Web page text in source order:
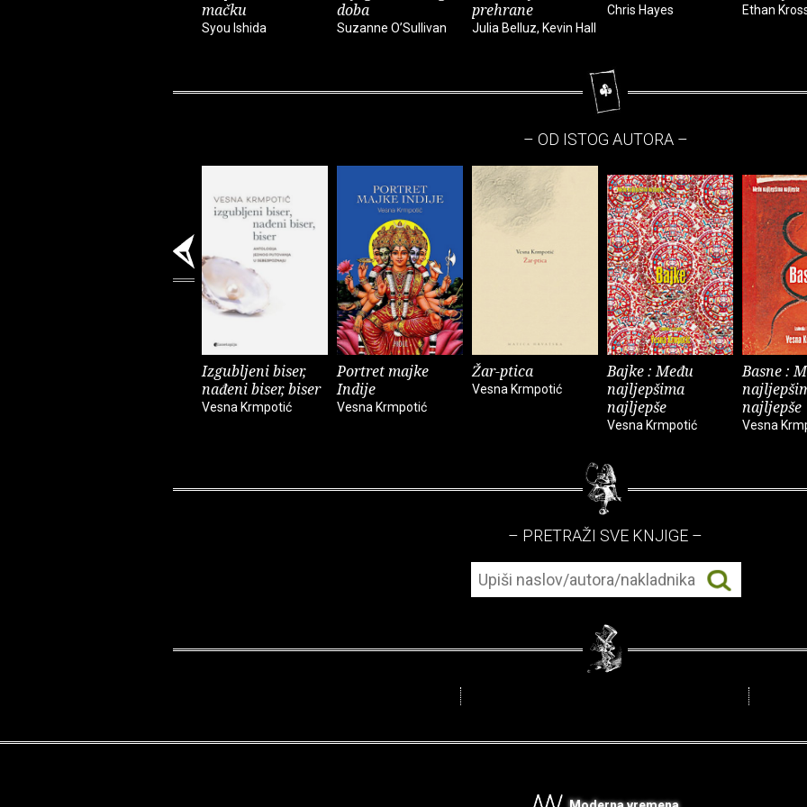
mačku
Syou Ishida
doba
Suzanne O’Sullivan
prehrane
Julia Belluz, Kevin Hall
Chris Hayes Ethan
– OD ISTOG AUTORA –
Izgubljeni biser,
nađeni biser, biser
Vesna Krmpotić
Portret majke
Indije
Vesna Krmpotić
Žar-ptica
Vesna Krmpotić
Bajke : Među
najljepšima
najljepše
Vesna Krmpotić
Basne :
najljepše
Vesna
– PRETRAŽI SVE KNJIGE –